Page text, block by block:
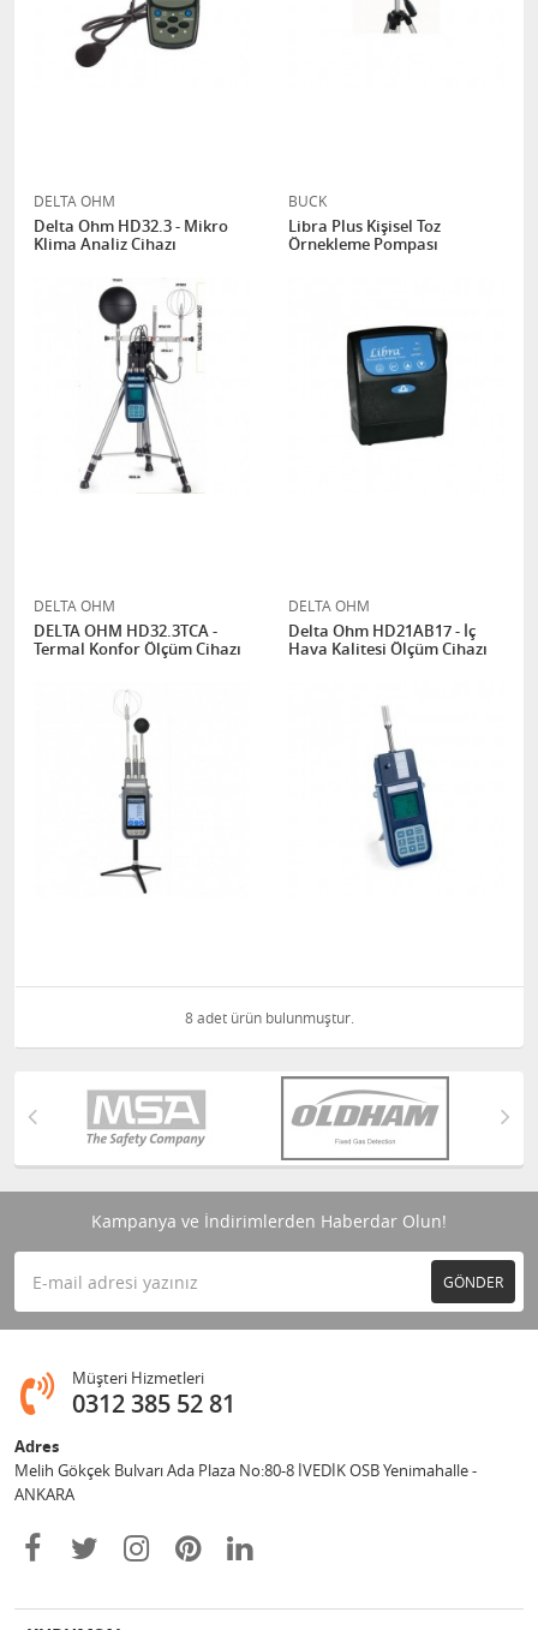
DELTA OHM
Delta Ohm HD32.3 - Mikro
Klima Analiz Cihazı
BUCK
Libra Plus Kişisel Toz
Örnekleme Pompası
DELTA OHM
DELTA OHM HD32.3TCA -
Termal Konfor Ölçüm Cihazı
DELTA OHM
Delta Ohm HD21AB17 - İç
Hava Kalitesi Ölçüm Cihazı
8 adet ürün bulunmuştur.
Kampanya ve İndirimlerden Haberdar Olun!
GÖNDER
Müşteri Hizmetleri
0312 385 52 81
Adres
Melih Gökçek Bulvarı Ada Plaza No:80-8 İVEDİK OSB Yenimahalle -
ANKARA